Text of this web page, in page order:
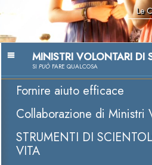
Le
MINISTRI VOLONTARI DI
SI PUÒ FARE QUALCOSA
Fornire aiuto efficace
Collaborazione di Ministri
STRUMENTI DI
VITA